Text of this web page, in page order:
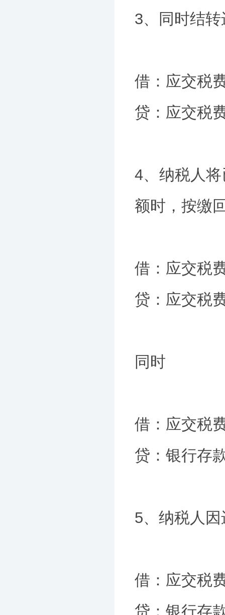
3、同时结
借：应交税
贷：应交税
4、纳税人
额时，按缴
借：应交税
贷：应交税
同时
借：应交税
贷：银行存
5、纳税人
借：应交税
贷：银行存